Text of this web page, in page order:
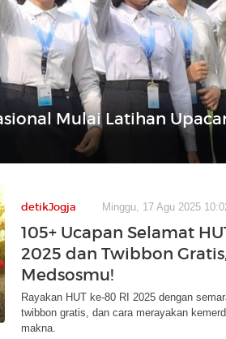
Mulai Latihan
detikJogja Minggu, 17 Agu 2025
105+ Ucapan Selamat
2025 dan Twibbon
Medsosmu!
Rayakan HUT ke-80 RI 2025 dengan
twibbon gratis, dan cara merayakan
makna.